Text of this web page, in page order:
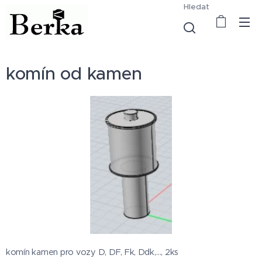
Hledat
komín od kamen
komín kamen pro vozy D, DF, Fk, Ddk,…, 2ks